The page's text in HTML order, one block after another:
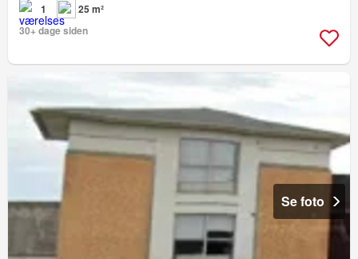
1
25 m²
30+ dage siden
Se foto